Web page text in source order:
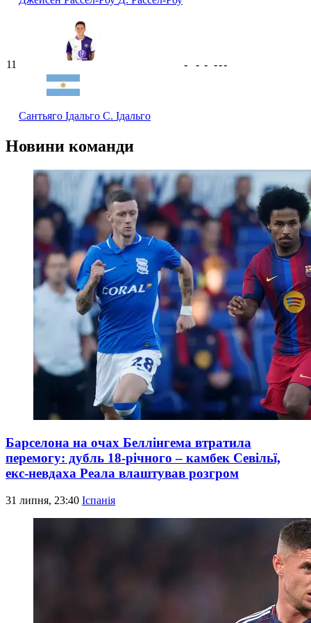
11
Сантьяго Ідальго С. Ідальго
- - - ---
Новини команди
Барселона на очах Беллінгема втратила
перемогу: дубль 18-річного – камбек Севільї,
екс-невдаха Реала влаштував розгром
31 липня, 23:40 Іспанія